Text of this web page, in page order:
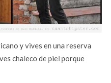
y vives en una reserva
chaleco de piel porque